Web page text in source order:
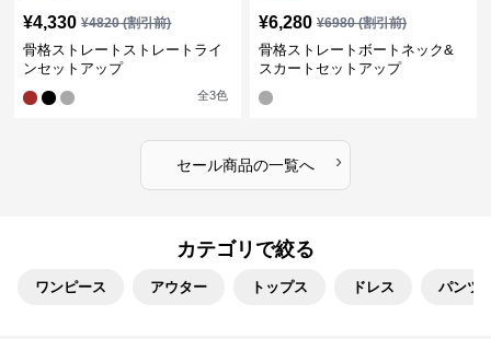
¥4,330 ¥4820(割引前)
骨格ストレートストレートライ
ンセットアップ
全3色
¥6,280 ¥6980(割引前)
骨格ストレートボートネック&
スカートセットアップ
セール商品の一覧へ ›
カテゴリで絞る
ワンピース アウター トップス ドレス パンツ